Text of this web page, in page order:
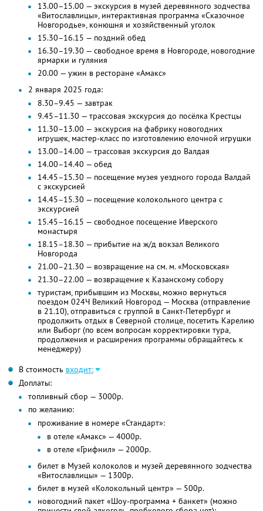
13.00–15.00 — экскурсия в музей деревянного зодчества
«Витославлицы», интерактивная программа «Сказочное
Новгородье», конюшня и хозяйственный уголок
15.30–16.15 — поздний обед
16.30–19.30 — свободное время в Новгороде, новогодние
ярмарки и гуляния
20.00 — ужин в ресторане «Амакс»
2 января 2025 года:
8.30–9.45 — завтрак
9.45–11.30 — трассовая экскурсия до посёлка Крестцы
11.30–13.00 — экскурсия на фабрику новогодних
игрушек, мастер-класс по изготовлению елочной игрушки
13.00–14.00 — трассовая экскурсия до Валдая
14.00–14.40 — обед
14.45–15.30 — посещение музея уездного города Валдай
с экскурсией
14.45–15.30 — посещение колокольного центра с
экскурсией
15.45–16.15 — свободное посещение Иверского
монастыря
18.15–18.30 — прибытие на ж/д вокзал Великого
Новгорода
21.00–21.30 — возвращение на см. м. «Московская»
21.30–22.00 — возвращение к Казанскому собору
туристам, прибывшим из Москвы, можно вернуться
поездом 024Ч Великий Новгород — Москва (отправление
в 21.10), отправиться с группой в Санкт-Петербург и
продолжить отдых в Северной столице, посетить Карелию
или Выборг (по всем вопросам корректировки тура,
продолжения и расширения программы обращайтесь к
менеджеру)
В стоимость входит:
Доплаты:
топливный сбор — 3000р.
по желанию:
проживание в номере «Стандарт»:
в отеле «Амакс» — 4000р.
в отеле «Грифнил» — 2000р.
билет в Музей колоколов и музей деревянного зодчества
«Витославлицы» — 1300р.
билет в музей «Колокольный центр» — 500р.
новогодний пакет «Шоу-программа + банкет» (можно